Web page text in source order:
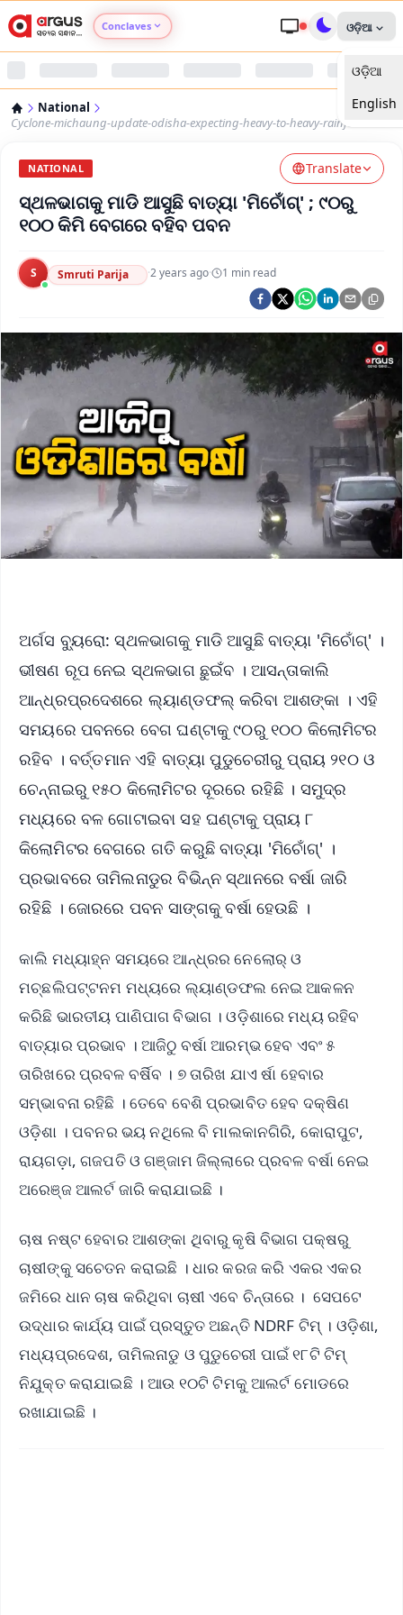
Conclaves
Argus Nari Shakti
Argus Health Connect
Argus Swaad Odisha
Argus Chalo Dekhein Apna Desh
ଓଡ଼ିଆ
ଓଡ଼ିଆ
English
National
Cyclone-michaung-update-odisha-expecting-heavy-to-heavy-rainfall
NATIONAL Translate
ସ୍ଥଳଭାଗକୁ ମାଡି ଆସୁଛି ବାତ୍ୟା 'ମିଚୋଁଗ୍' ; ୯୦ରୁ
୧୦୦ କିମି ବେଗରେ ବହିବ ପବନ
S Smruti Parija ·2 years ago· 1 min read
ଅର୍ଗସ ବ୍ୟୁରୋ: ସ୍ଥଳଭାଗକୁ ମାଡି ଆସୁଛି ବାତ୍ୟା 'ମିଚୋଁଗ୍' ।
ଭୀଷଣ ରୂପ ନେଇ ସ୍ଥଳଭାଗ ଛୁଇଁବ । ଆସନ୍ତାକାଲି
ଆନ୍ଧ୍ରପ୍ରଦେଶରେ ଲ୍ୟାଣ୍ଡଫଲ୍‌ କରିବା ଆଶଙ୍କା । ଏହି
ସମୟରେ ପବନରେ ବେଗ ଘଣ୍ଟାକୁ ୯୦ରୁ ୧୦୦ କିଲୋମିଟର
ରହିବ । ବର୍ତ୍ତମାନ ଏହି ବାତ୍ୟା ପୁଡୁଚେରୀରୁ ପ୍ରାୟ ୨୧୦ ଓ
ଚେନ୍ନାଇରୁ ୧୫୦ କିଲୋମିଟର ଦୂରରେ ରହିଛି । ସମୁଦ୍ର
ମଧ୍ୟରେ ବଳ ଗୋଟାଇବା ସହ ଘଣ୍ଟାକୁ ପ୍ରାୟ ୮
କିଲୋମିଟର ବେଗରେ ଗତି କରୁଛି ବାତ୍ୟା 'ମିଚୋଁଗ୍' ।
ପ୍ରଭାବରେ ତାମିଲନାଡୁର ବିଭିନ୍ନ ସ୍ଥାନରେ ବର୍ଷା ଜାରି
ରହିଛି । ଜୋରରେ ପବନ ସାଙ୍ଗକୁ ବର୍ଷା ହେଉଛି ।
କାଲି ମଧ୍ୟାହ୍ନ ସମୟରେ ଆନ୍ଧ୍ରର ନେଲୋର୍‌ ଓ
ମଚ୍ଛଲିପଟ୍ଟନମ ମଧ୍ୟରେ ଲ୍ୟାଣ୍ଡଫଲ ନେଇ ଆକଳନ
କରିଛି ଭାରତୀୟ ପାଣିପାଗ ବିଭାଗ । ଓଡ଼ିଶାରେ ମଧ୍ୟ ରହିବ
ବାତ୍ୟାର ପ୍ରଭାବ । ଆଜିଠୁ ବର୍ଷା ଆରମ୍ଭ ହେବ ଏବଂ ୫
ତାରିଖରେ ପ୍ରବଳ ବର୍ଷିବ । ୭ ତାରିଖ ଯାଏ ର୍ଷା ହେବାର
ସମ୍ଭାବନା ରହିଛି । ତେବେ ବେଶି ପ୍ରଭାବିତ ହେବ ଦକ୍ଷିଣ
ଓଡ଼ିଶା । ପବନର ଭୟ ନଥିଲେ ବି ମାଲକାନଗିରି, କୋରାପୁଟ,
ରାୟଗଡ଼ା, ଗଜପତି ଓ ଗଞ୍ଜାମ ଜିଲ୍ଲାରେ ପ୍ରବଳ ବର୍ଷା ନେଇ
ଅରେଞ୍ଜ ଆଲର୍ଟ ଜାରି କରାଯାଇଛି ।
ଚାଷ ନଷ୍ଟ ହେବାର ଆଶଙ୍କା ଥିବାରୁ କୃଷି ବିଭାଗ ପକ୍ଷରୁ
ଚାଷୀଙ୍କୁ ସଚେତନ କରାଇଛି । ଧାର କରଜ କରି ଏକର ଏକର
ଜମିରେ ଧାନ ଚାଷ କରିଥିବା ଚାଷୀ ଏବେ ଚିନ୍ତାରେ । ସେପଟେ
ଉଦ୍ଧାର କାର୍ଯ୍ୟ ପାଇଁ ପ୍ରସ୍ତୁତ ଅଛନ୍ତି NDRF ଟିମ୍‌ । ଓଡ଼ିଶା,
ମଧ୍ୟପ୍ରଦେଶ, ତାମିଲନାଡୁ ଓ ପୁଡୁଚେରୀ ପାଇଁ ୧୮ଟି ଟିମ୍‌
ନିଯୁକ୍ତ କରାଯାଇଛି । ଆଉ ୧୦ଟି ଟିମକୁ ଆଲର୍ଟ ମୋଡରେ
ରଖାଯାଇଛି ।